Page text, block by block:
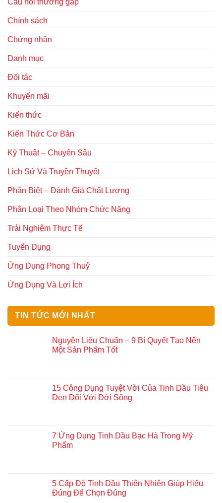
Câu hỏi thường gặp
Chính sách
Chứng nhận
Danh mục
Đối tác
Khuyến mãi
Kiến thức
Kiến Thức Cơ Bản
Kỹ Thuật – Chuyên Sâu
Lịch Sử Và Truyền Thuyết
Phân Biệt – Đánh Giá Chất Lượng
Phân Loại Theo Nhóm Chức Năng
Trải Nghiệm Thực Tế
Tuyển Dụng
Ứng Dụng Phong Thuỷ
Ứng Dụng Và Lợi Ích
TIN TỨC MỚI NHẤT
Nguyên Liệu Chuẩn – 9 Bí Quyết Tạo Nên
Một Sản Phẩm Tốt
15 Công Dụng Tuyệt Vời Của Tinh Dầu Tiêu
Đen Đối Với Đời Sống
7 Ứng Dụng Tinh Dầu Bạc Hà Trong Mỹ
Phẩm
5 Cấp Độ Tinh Dầu Thiên Nhiên Giúp Hiểu
Đúng Để Chọn Đúng